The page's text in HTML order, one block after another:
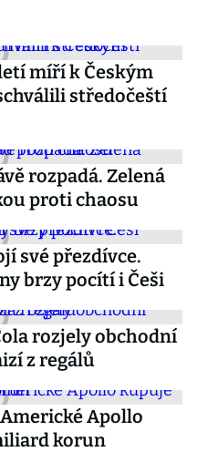
míří k Českým
středočeští
rozpadá. Zelená
proti chaosu
své přezdívce.
brzy pocítí i Češi
rozjely obchodní
z regálů
Apollo
korun